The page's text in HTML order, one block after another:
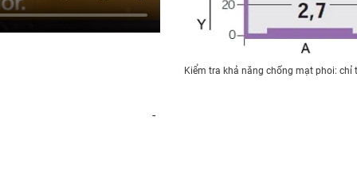
Kiểm tra khả năng chống mạt phoi: chỉ
-